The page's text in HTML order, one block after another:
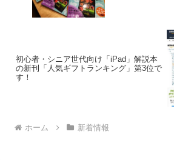
初心者・シニア世代向け「iPad」解説本
の新刊「人気ギフトランキング」第3位で
す！
ホーム 新着情報